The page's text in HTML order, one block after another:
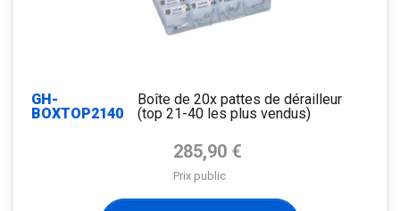
GH-
BOXTOP2140
Boîte de 20x pattes de dérailleur
(top 21-40 les plus vendus)
Prix de base
285,90 €
Prix public